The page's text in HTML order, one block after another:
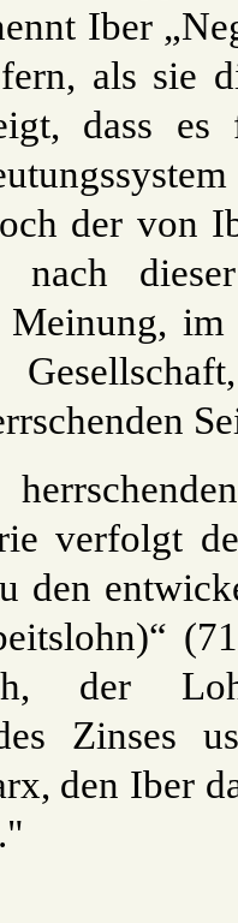
Iber
als sie
dass
der von
verfolgt
den
der
Zinses
den Iber